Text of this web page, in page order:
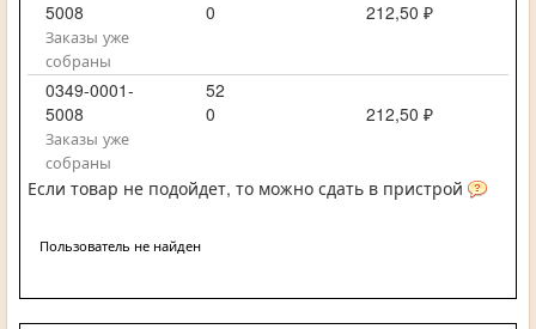
5008
0
212,50 ₽
Заказы уже
собраны
0349-0001-
5008
52
0
212,50 ₽
Заказы уже
собраны
Если товар не подойдет, то можно сдать в пристрой
Пользователь не найден